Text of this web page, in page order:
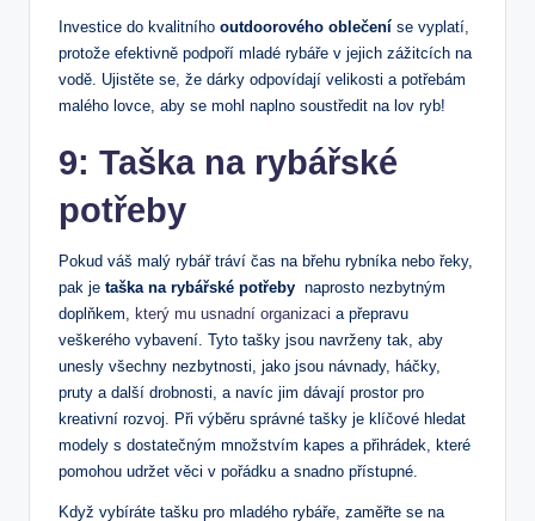
Investice do kvalitního outdoorového oblečení se vyplatí,⁤
protože efektivně ⁣podpoří ⁣mladé rybáře ⁤v jejich zážitcích na
⁣vodě.‍ Ujistěte ‌se,‍ že dárky ​odpovídají velikosti a potřebám
⁣malého ⁤lovce,⁤ aby se mohl naplno soustředit ⁢na lov ryb!
9: Taška na rybářské
potřeby
Pokud váš malý rybář tráví čas na břehu rybníka nebo ​řeky,⁤
pak je taška‍ na rybářské potřeby ⁢ naprosto nezbytným‌
doplňkem, který mu usnadní organizaci a‍ přepravu
veškerého vybavení. Tyto tašky ‍jsou⁢ navrženy tak, aby ​
unesly všechny nezbytnosti, jako jsou návnady, háčky,
pruty​ a ⁢další drobnosti, a ⁣navíc jim dávají​ prostor pro
⁣kreativní ​rozvoj. Při výběru správné tašky ‍je klíčové hledat
modely s dostatečným množstvím kapes a přihrádek, které
pomohou ‍udržet věci v pořádku a ⁣snadno⁢ přístupné.
Když ⁢vybíráte‍ tašku pro mladého rybáře, zaměřte se ⁣na